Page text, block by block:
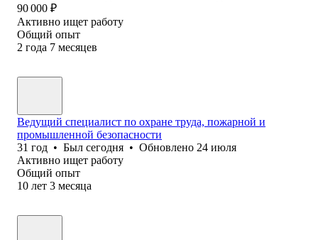
90 000 ₽
Активно ищет работу
Общий опыт
2 года 7 месяцев
Ведущий специалист по охране труда, пожарной и
промышленной безопасности
31 год • Был сегодня • Обновлено 24 июля
Активно ищет работу
Общий опыт
10 лет 3 месяца